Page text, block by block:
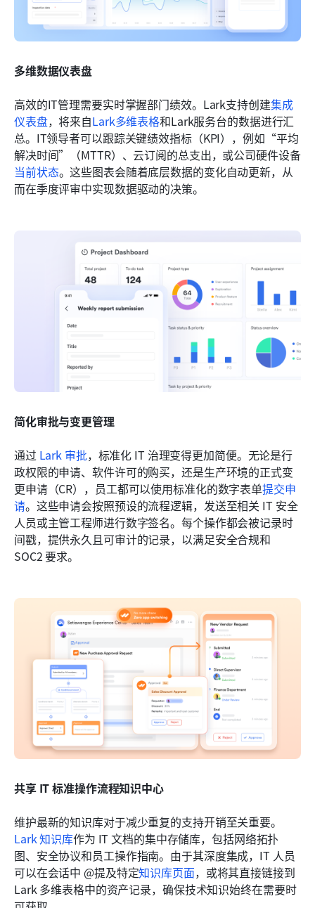
多维数据仪表盘
高效的IT管理需要实时掌握部门绩效。Lark支持创建集成
仪表盘，将来自Lark多维表格和Lark服务台的数据进行汇
总。IT领导者可以跟踪关键绩效指标（KPI），例如“平均
解决时间”（MTTR）、云订阅的总支出，或公司硬件设备
当前状态。这些图表会随着底层数据的变化自动更新，从
而在季度评审中实现数据驱动的决策。
简化审批与变更管理
通过 Lark 审批，标准化 IT 治理变得更加简便。无论是行
政权限的申请、软件许可的购买，还是生产环境的正式变
更申请（CR），员工都可以使用标准化的数字表单提交申
请。这些申请会按照预设的流程逻辑，发送至相关 IT 安全
人员或主管工程师进行数字签名。每个操作都会被记录时
间戳，提供永久且可审计的记录，以满足安全合规和
SOC2 要求。
共享 IT 标准操作流程知识中心
维护最新的知识库对于减少重复的支持开销至关重要。
Lark 知识库作为 IT 文档的集中存储库，包括网络拓扑
图、安全协议和员工操作指南。由于其深度集成，IT 人员
可以在会话中 @提及特定知识库页面，或将其直接链接到
Lark 多维表格中的资产记录，确保技术知识始终在需要时